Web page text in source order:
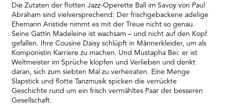
content
to
the
list
of
technologies
used.
Powered
by
Usercentrics
Consent
Die Zutaten der flotten Jazz-Operette Ball im Savoy von Paul
Abraham sind vielversprechend: Der frischgebackene adelige
Ehemann Aristide nimmt es mit der Treue nicht so genau.
Seine Gattin Madeleine ist wachsam – und nicht auf den Kopf
gefallen. Ihre Cousine Daisy schlüpft in Männerkleider, um als
Komponistin Karriere zu machen. Und Mustapha Bei: er ist
Weltmeister im Sprüche klopfen und Verlieben und denkt
daran, sich zum siebten Mal zu verheiraten. Eine Menge
Slapstick und flotte Tanzmusik spicken die verrückte
Geschichte rund um ein frisch vermähltes Paar der besseren
Gesellschaft.